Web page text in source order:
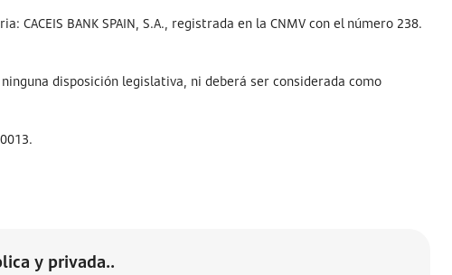
CACEIS BANK SPAIN, S.A., registrada en la CNMV con el número 238.
disposición legislativa, ni deberá ser considerada como
y privada..